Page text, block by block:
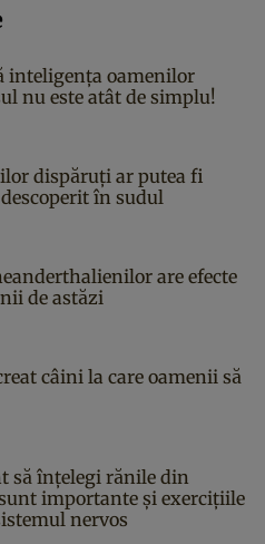
inteligența oamenilor
nu este atât de simplu!
dispăruți ar putea fi
în sudul
are efecte
de astăzi
câini la care oamenii să
să înțelegi rănile din
importante și exercițiile
nervos